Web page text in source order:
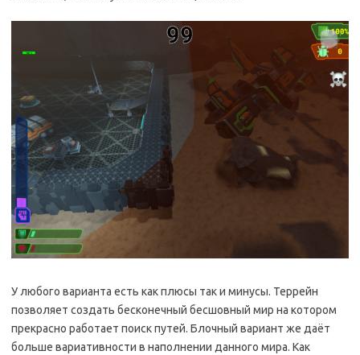
У любого варианта есть как плюсы так и минусы. Террейн
позволяет создать бесконечный бесшовный мир на котором
прекрасно работает поиск путей. Блочный вариант же даёт
больше вариативности в наполнении данного мира. Как